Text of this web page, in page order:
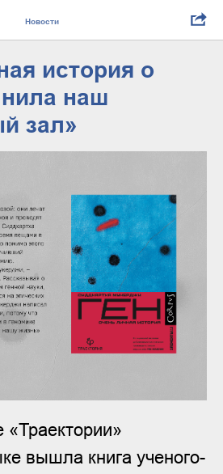
Новости
история о
наш
зал»
вышла книга ученого-